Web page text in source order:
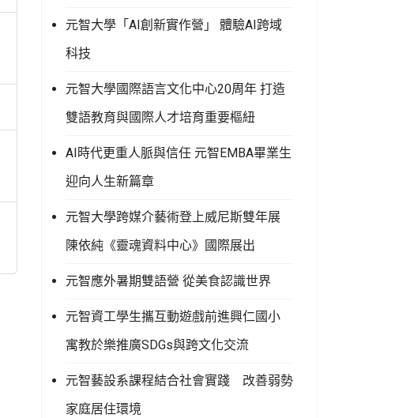
元智大學「AI創新實作營」 體驗AI跨域
科技
元智大學國際語言文化中心20周年 打造
雙語教育與國際人才培育重要樞紐
AI時代更重人脈與信任 元智EMBA畢業生
迎向人生新篇章
元智大學跨媒介藝術登上威尼斯雙年展
陳依純《靈魂資料中心》國際展出
元智應外暑期雙語營 從美食認識世界
元智資工學生攜互動遊戲前進興仁國小
寓教於樂推廣SDGs與跨文化交流
元智藝設系課程結合社會實踐 改善弱勢
家庭居住環境